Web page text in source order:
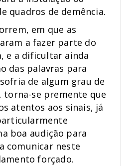
quadros de demência.
em que as
a fazer parte do
e a dificultar ainda
das palavras para
de algum grau de
torna-se premente que
atentos aos sinais, já
boa audição para
comunicar neste
forçado.